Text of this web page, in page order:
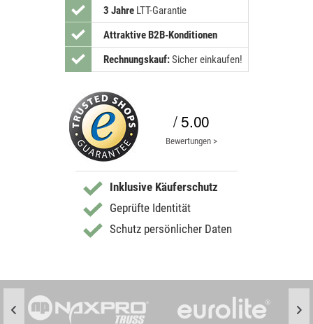
3 JahreLTT-Garantie
Attraktive B2B-Konditionen
Rechnungskauf:Sicher einkaufen!
/ 5.00
Bewertungen >
Inklusive Käuferschutz
Geprüfte Identität
Schutz persönlicher Daten